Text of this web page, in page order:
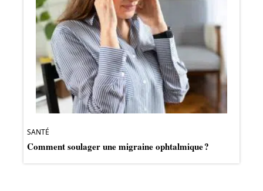
SANTÉ
Comment soulager une migraine ophtalmique ?